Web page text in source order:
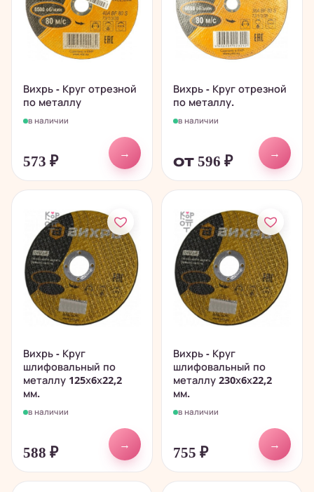
Вихрь - Круг отрезной
по металлу
в наличии
573 ₽
→
Вихрь - Круг отрезной
по металлу.
в наличии
от 596 ₽
→
Вихрь - Круг
шлифовальный по
металлу 125х6х22,2
мм.
в наличии
588 ₽
→
Вихрь - Круг
шлифовальный по
металлу 230х6х22,2
мм.
в наличии
755 ₽
→